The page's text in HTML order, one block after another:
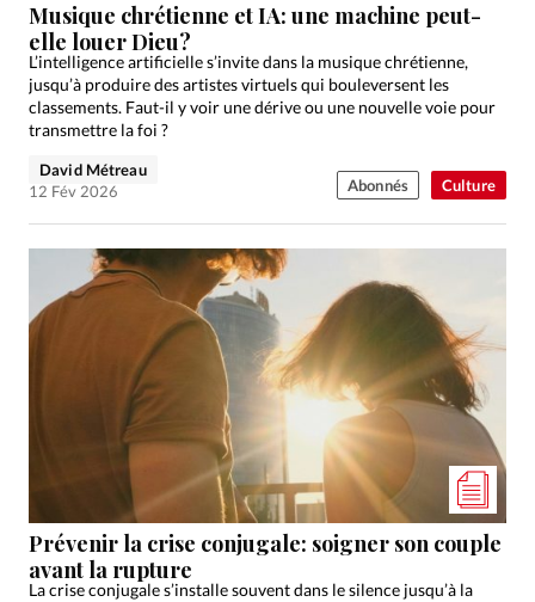
Culture
Musique chrétienne et IA: une machine peut-
elle louer Dieu?
L’intelligence artificielle s’invite dans la musique chrétienne,
jusqu’à produire des artistes virtuels qui bouleversent les
classements. Faut-il y voir une dérive ou une nouvelle voie pour
transmettre la foi ?
David Métreau
12 Fév 2026
Abonnés
Prévenir la crise conjugale: soigner son couple
avant la rupture
La crise conjugale s’installe souvent dans le silence jusqu’à la